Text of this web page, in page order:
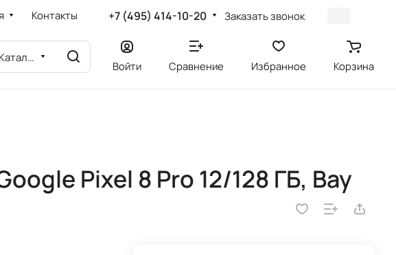
Контакты +7 (495) 414-10-20 Заказать звонок
Каталог
Войти Сравнение Избранное Корзина
Pixel 8 Pro 12/128 ГБ, Bay